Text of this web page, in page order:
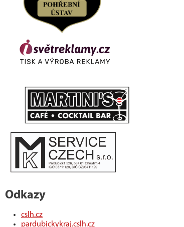
Odkazy
cslh.cz
pardubickykraj.cslh.cz